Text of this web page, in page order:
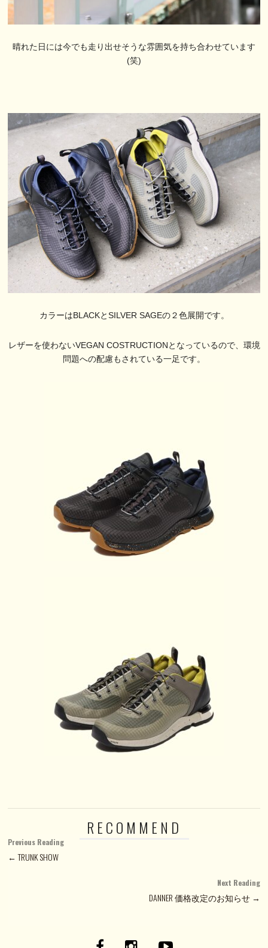
晴れた日には今でも走り出せそうな雰囲気を持ち合わせています
(笑)
カラーはBLACKとSILVER SAGEの２色展開です。
レザーを使わないVEGAN COSTRUCTIONとなっているので、環境
問題への配慮もされている一足です。
RECOMMEND
Previous Reading
← TRUNK SHOW
Next Reading
DANNER 価格改定のお知らせ →